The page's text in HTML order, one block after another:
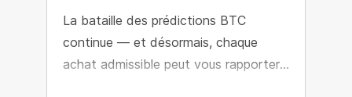
La bataille des prédictions BTC
continue — et désormais, chaque
achat admissible peut vous rapporter